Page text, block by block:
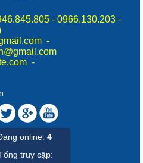
- 0966.130.203 -
-
-
online: 4
truy cập: